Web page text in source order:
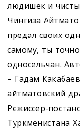
людишек и
Чингиза
предал своих
самому, ты
односельчан.
– Гадам
айтматовский
Режиссер-
Туркменистана